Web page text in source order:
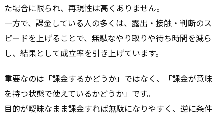
た場合に限られ、再現性は高くありません。
一方で、課金している人の多くは、露出・接触・判断のス
ピードを上げることで、無駄なやり取りや待ち時間を減ら
し、結果として成立率を引き上げています。
重要なのは「課金するかどうか」ではなく、「課金が意味
を持つ状態で使えているかどうか」です。
目的が曖昧なまま課金すれば無駄になりやすく、逆に条件